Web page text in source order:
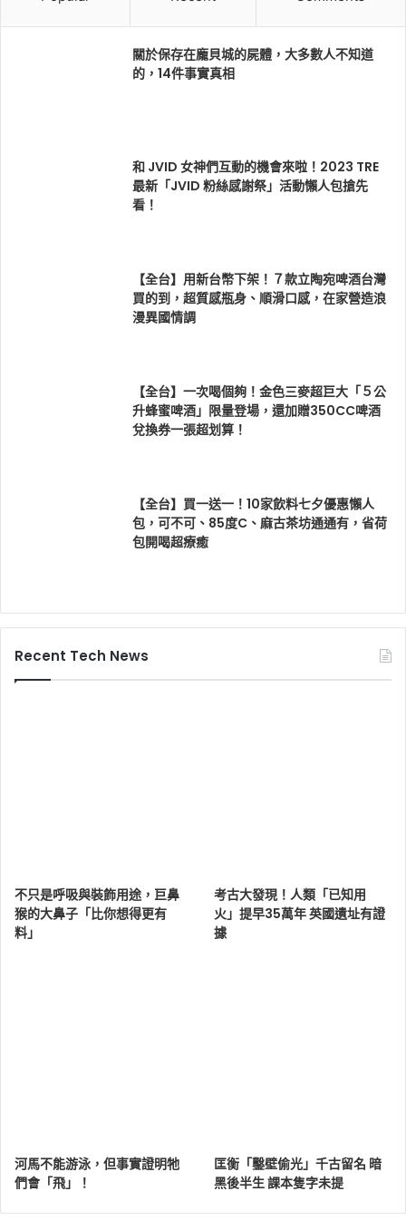
關於保存在龐貝城的屍體，大多數人不知道
的，14件事實真相
和 JVID 女神們互動的機會來啦！2023 TRE
最新「JVID 粉絲感謝祭」活動懶人包搶先
看！
【全台】用新台幣下架！７款立陶宛啤酒台灣
買的到，超質感瓶身、順滑口感，在家營造浪
漫異國情調
【全台】一次喝個夠！金色三麥超巨大「５公
升蜂蜜啤酒」限量登場，還加贈350CC啤酒
兌換券一張超划算！
【全台】買一送一！10家飲料七夕優惠懶人
包，可不可、85度C、麻古茶坊通通有，省荷
包開喝超療癒
Recent Tech News
不只是呼吸與裝飾用途，巨鼻
猴的大鼻子「比你想得更有
料」
考古大發現！人類「已知用
火」提早35萬年 英國遺址有證
據
河馬不能游泳，但事實證明牠
們會「飛」！
匡衡「鑿壁偷光」千古留名 暗
黑後半生 課本隻字未提